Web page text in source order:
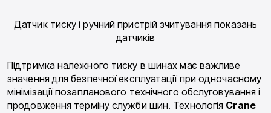
Датчик тиску і ручний пристрій зчитування показань
датчиків
Підтримка належного тиску в шинах має важливе
значення для безпечної експлуатації при одночасному
мінімізації позапланового технічного обслуговування і
продовження терміну служби шин. Технологія Crane